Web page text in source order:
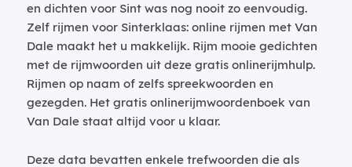
en dichten voor Sint was nog nooit zo eenvoudig.
Zelf rijmen voor Sinterklaas: online rijmen met Van
Dale maakt het u makkelijk. Rijm mooie gedichten
met de rijmwoorden uit deze gratis onlinerijmhulp.
Rijmen op naam of zelfs spreekwoorden en
gezegden. Het gratis onlinerijmwoordenboek van
Van Dale staat altijd voor u klaar.
Deze data bevatten enkele trefwoorden die als